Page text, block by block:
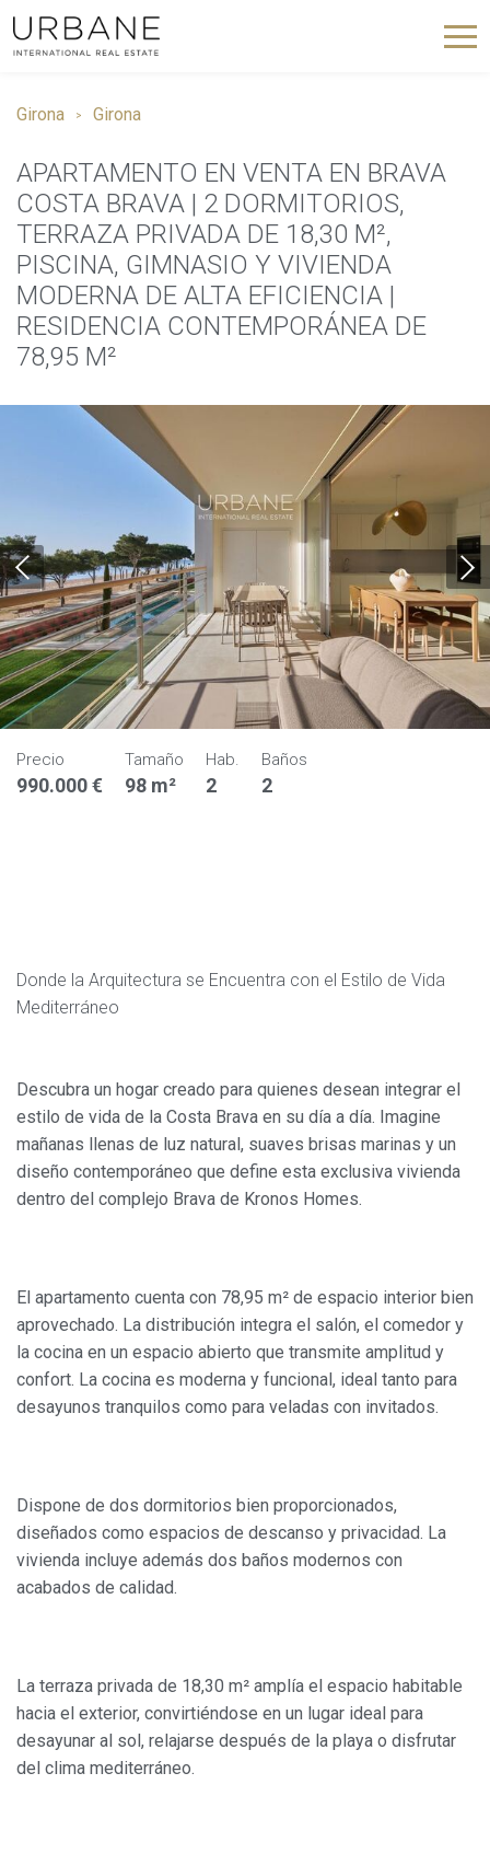
Girona Girona
APARTAMENTO EN VENTA EN BRAVA
COSTA BRAVA | 2 DORMITORIOS,
TERRAZA PRIVADA DE 18,30 M²,
PISCINA, GIMNASIO Y VIVIENDA
MODERNA DE ALTA EFICIENCIA |
RESIDENCIA CONTEMPORÁNEA DE
78,95 M²
Precio
990.000 €
Tamaño
98 m²
Hab.
2
Baños
2
Donde la Arquitectura se Encuentra con el Estilo de Vida
Mediterráneo
Descubra un hogar creado para quienes desean integrar el
estilo de vida de la Costa Brava en su día a día. Imagine
mañanas llenas de luz natural, suaves brisas marinas y un
diseño contemporáneo que define esta exclusiva vivienda
dentro del complejo Brava de Kronos Homes.
El apartamento cuenta con 78,95 m² de espacio interior bien
aprovechado. La distribución integra el salón, el comedor y
la cocina en un espacio abierto que transmite amplitud y
confort. La cocina es moderna y funcional, ideal tanto para
desayunos tranquilos como para veladas con invitados.
Dispone de dos dormitorios bien proporcionados,
diseñados como espacios de descanso y privacidad. La
vivienda incluye además dos baños modernos con
acabados de calidad.
La terraza privada de 18,30 m² amplía el espacio habitable
hacia el exterior, convirtiéndose en un lugar ideal para
desayunar al sol, relajarse después de la playa o disfrutar
del clima mediterráneo.
Modificar cookies
Si continua navegando, supone la aceptación de la
instalación de las mismas. El usuario tiene la posibilidad
de configurar su navegador pudiendo, si así lo desea,
impedir que sean instaladas en su disco duro, aunque
deberá tener en cuenta que dicha acción podrá ocasionar
dificultades de navegación de la página web.